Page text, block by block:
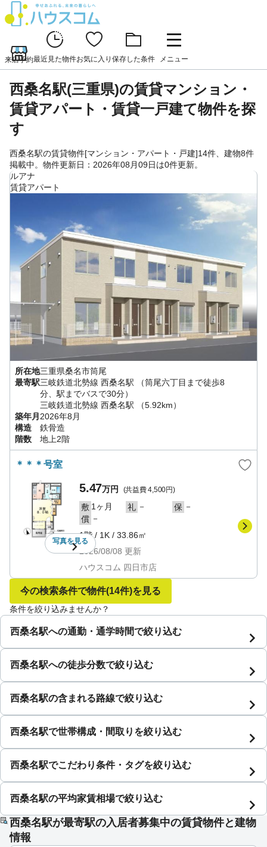
来店予約最近見た物件お気に入り 保存した条件 メニュー
西桑名駅(三重県)の賃貸マンション・
賃貸アパート・賃貸一戸建て物件を探
す
西桑名駅の賃貸物件[マンション・アパート・戸建]14件、建物8件
掲載中。物件更新日：2026年08月09日は0件更新。
ルアナ
賃貸アパート
所在地三重県桑名市筒尾
最寄駅三岐鉄道北勢線 西桑名駅
（筒尾六丁目まで徒歩8
分、駅までバスで30分）
三岐鉄道北勢線 西桑名駅
（5.92km）
築年月 2026年8月
構造
鉄骨造
階数
地上2階
＊＊＊号室
写真を見る
5.47万円 (共益費4,500円)
敷 1ヶ月 礼 － 保 －
償 －
1階/ 1K / 33.86㎡
2026/08/08 更新
ハウスコム 四日市店
今の検索条件で物件(14件)を見る
条件を絞り込みませんか？
西桑名駅への通勤・通学時間で絞り込む
西桑名駅への徒歩分数で絞り込む
西桑名駅の含まれる路線で絞り込む
西桑名駅で世帯構成・間取りを絞り込む
西桑名駅でこだわり条件・タグを絞り込む
西桑名駅の平均家賃相場で絞り込む
西桑名駅が最寄駅の入居者募集中の賃貸物件と建物
情報